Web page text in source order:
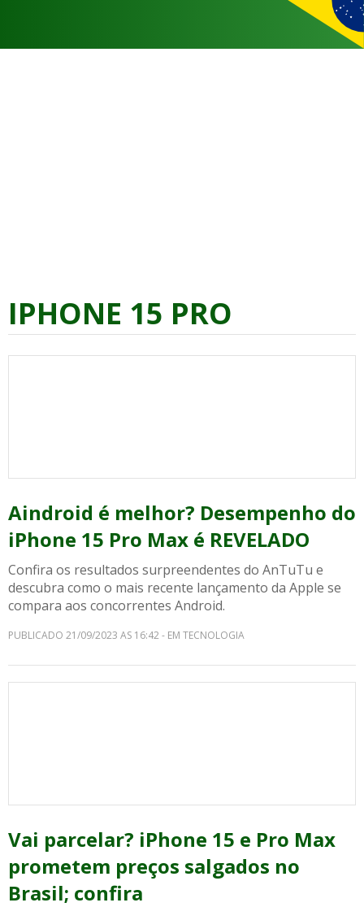
IPHONE 15 PRO
Aindroid é melhor? Desempenho do
iPhone 15 Pro Max é REVELADO
Confira os resultados surpreendentes do AnTuTu e
descubra como o mais recente lançamento da Apple se
compara aos concorrentes Android.
PUBLICADO 21/09/2023 AS 16:42 - EM TECNOLOGIA
Vai parcelar? iPhone 15 e Pro Max
prometem preços salgados no
Brasil; confira